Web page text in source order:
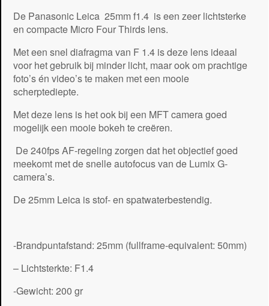
De Panasonic Leica 25mm f1.4 is een zeer lichtsterke
en compacte Micro Four Thirds lens.
Met een snel diafragma van F 1.4 is deze lens ideaal
voor het gebruik bij minder licht, maar ook om prachtige
foto’s én video’s te maken met een mooie
scherptediepte.
Met deze lens is het ook bij een MFT camera goed
mogelijk een mooie bokeh te creëren.
De 240fps AF-regeling zorgen dat het objectief goed
meekomt met de snelle autofocus van de Lumix G-
camera’s.
De 25mm Leica is stof- en spatwaterbestendig.
-Brandpuntafstand: 25mm (fullframe-equivalent: 50mm)
– Lichtsterkte: F1.4
-Gewicht: 200 gr